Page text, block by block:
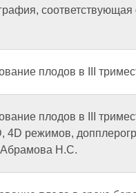
плодов в III
плодов в III
4D режимов,
Н.С.